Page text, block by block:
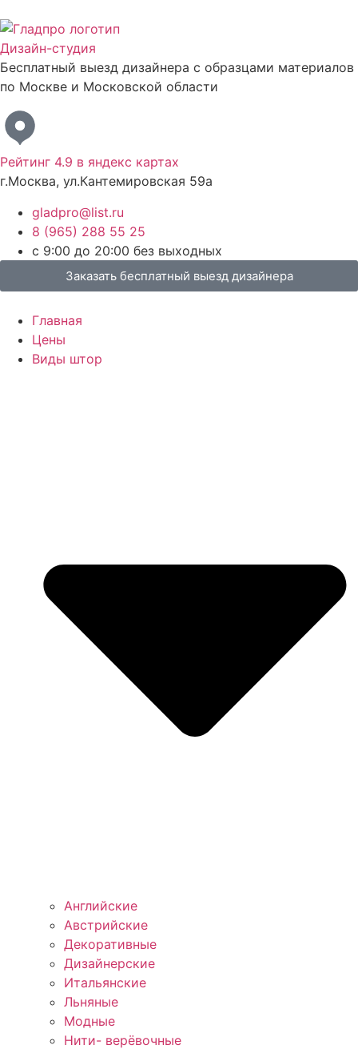
Дизайн-студия
Бесплатный выезд дизайнера с образцами материалов
по Москве и Московской области
Рейтинг 4.9 в яндекс картах
г.Москва, ул.Кантемировская 59а
gladpro@list.ru
8 (965) 288 55 25
с 9:00 до 20:00 без выходных
Заказать бесплатный выезд дизайнера
Главная
Цены
Виды штор
Английские
Австрийские
Декоративные
Дизайнерские
Итальянские
Льняные
Модные
Нити- верёвочные